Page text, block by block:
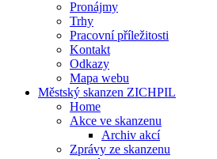
Pronájmy
Trhy
Pracovní příležitosti
Kontakt
Odkazy
Mapa webu
Městský skanzen ZICHPIL
Home
Akce ve skanzenu
Archiv akcí
Zprávy ze skanzenu